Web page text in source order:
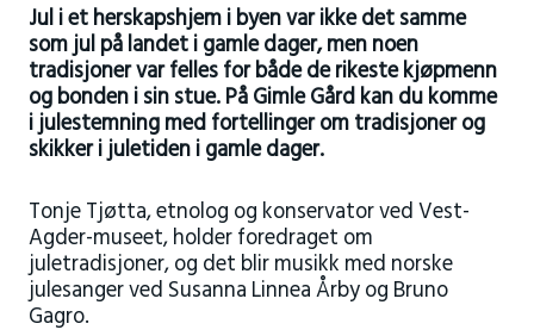
Jul i et herskapshjem i byen var ikke det samme
som jul på landet i gamle dager, men noen
tradisjoner var felles for både de rikeste kjøpmenn
og bonden i sin stue. På Gimle Gård kan du komme
i julestemning med fortellinger om tradisjoner og
skikker i juletiden i gamle dager.
Tonje Tjøtta, etnolog og konservator ved Vest-
Agder-museet, holder foredraget om
juletradisjoner, og det blir musikk med norske
julesanger ved Susanna Linnea Årby og Bruno
Gagro.